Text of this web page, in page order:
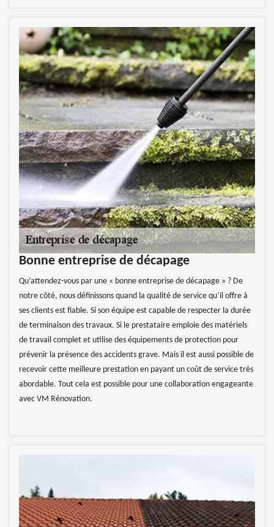
Bonne entreprise de décapage
Qu’attendez-vous par une « bonne entreprise de décapage » ? De
notre côté, nous définissons quand la qualité de service qu’il offre à
ses clients est fiable. Si son équipe est capable de respecter la durée
de terminaison des travaux. Si le prestataire emploie des matériels
de travail complet et utilise des équipements de protection pour
prévenir la présence des accidents grave. Mais il est aussi possible de
recevoir cette meilleure prestation en payant un coût de service très
abordable. Tout cela est possible pour une collaboration engageante
avec VM Rénovation.